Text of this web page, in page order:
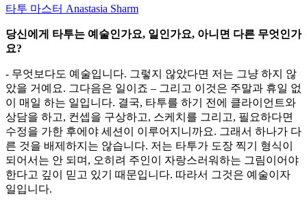
타투 마스터 Anastasia Sharm
당신에게 타투는 예술인가요, 일인가요, 아니면 다른 무엇인가
요?
- 무엇보다도 예술입니다. 그렇지 않았다면 저는 그냥 하지 않
았을 거예요. 그다음은 일이죠 – 그리고 이것은 주말과 휴일 없
이 매일 하는 일입니다. 결국, 타투를 하기 전에 클라이언트와
상담을 하고, 컨셉을 구상하고, 스케치를 그리고, 필요하다면
수정을 가한 후에야 세션이 이루어지니까요. 그래서 하나가 다
른 것을 배제하지는 않습니다. 저는 타투가 도장 찍기 형식이
되어서는 안 되며, 오히려 주인이 자랑스러워하는 그림이어야
한다고 깊이 믿고 있기 때문입니다. 따라서 그것은 예술이자
일입니다.